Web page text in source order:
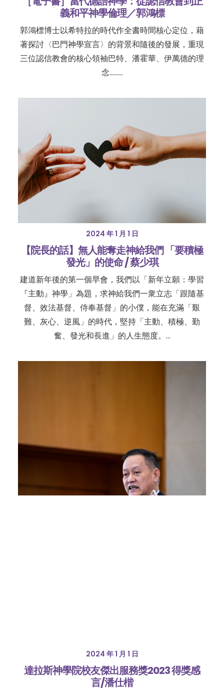
義和平神學倫理／郭鴻標
郭鴻標博士以希特拉的時代作全書時間核心定位，藉
著探討〈巴門神學宣言〉的背景和隨後的發展，重現
三位認信教會的核心領袖巴特、潘霍華、伊萬德的理
念………
2024 年 1 月 1 日
【院長的話】無人能奪走神給我們 「要積極
發光」的使命 / 蔡少琪
建道新年後的第一個早會，我們以「新年立願：學習
『主動』神學」為題，求神給我們一衆立志「跟隨基
督、效法基督、侍奉基督」的小僕，能在充滿「艱
難、灰心、逆風」的時代，堅持「主動、積極、勤
奮、發光和長進」的人生態度。…
2024 年 1 月 1 日
達拉斯神學院校友傑出服務獎2023 得獎感
言/潘仕楷